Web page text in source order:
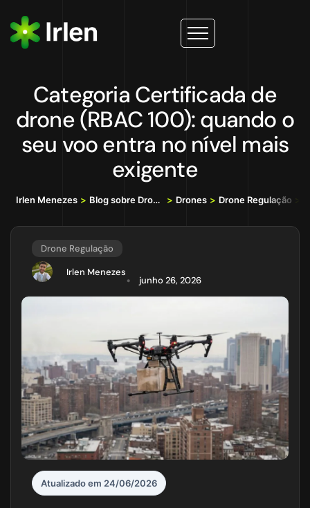
Categoria Certificada de
drone (RBAC 100): quando o
seu voo entra no nível mais
exigente
Irlen Menezes > Blog sobre Drones, IA e Tecnologia da Informação > Drones > Drone Regulação
Drone Regulação
Irlen Menezes
junho 26, 2026
Atualizado em 24/06/2026